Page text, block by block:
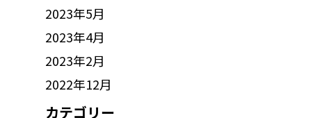
2023年5月
2023年4月
2023年2月
2022年12月
カテゴリー